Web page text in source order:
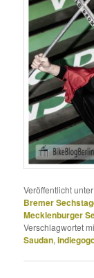
Veröffentlicht unter
Bremer
Mecklenburger
Verschlagwortet
Saudan,